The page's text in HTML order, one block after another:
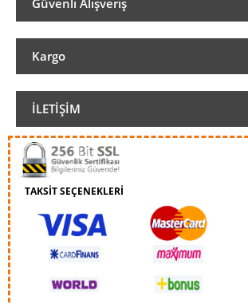
Güvenli Alışveriş
Kargo
İLETIŞIM
TAKSİT SEÇENEKLERİ